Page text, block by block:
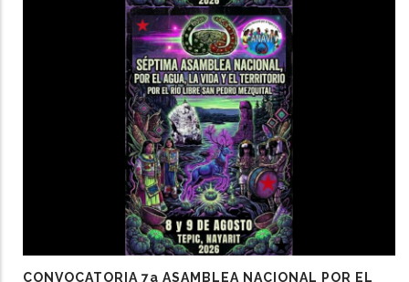
CONVOCATORIA 7a ASAMBLEA NACIONAL POR EL